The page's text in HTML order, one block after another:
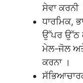
ਸੇਵਾ ਕਰਨੀ
ਧਾਰਮਿਕ,
ਉੱਪਰ ਉੱਠ
ਮੇਲ-ਜੋਲ ਅਤੇ
ਕਰਨਾ ।